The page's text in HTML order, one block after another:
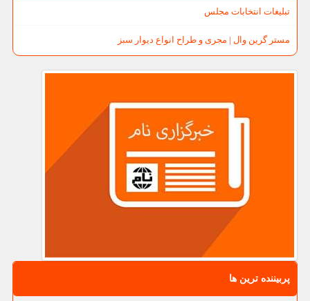
تبلیغات انتخابات مجلس
مستر گرین وال | مجری و طراح انواع دیوار سبز
پربیننده ترین ها